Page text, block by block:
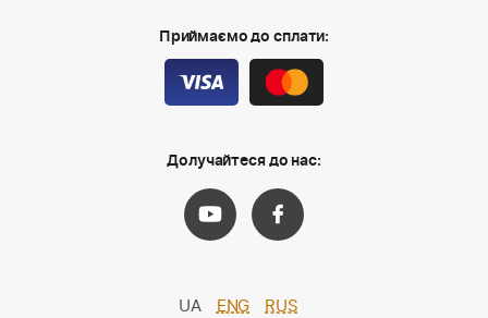
Приймаємо до сплати:
Долучайтеся до нас:
UA ENG RUS